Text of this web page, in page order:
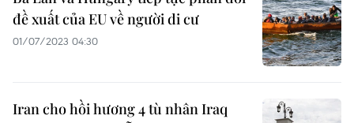
đề xuất của EU về người di cư
01/07/2023 04:30
Iran cho hồi hương 4 tù nhân Iraq